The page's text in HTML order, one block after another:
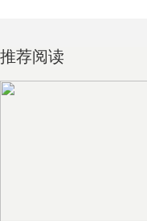
推荐阅读